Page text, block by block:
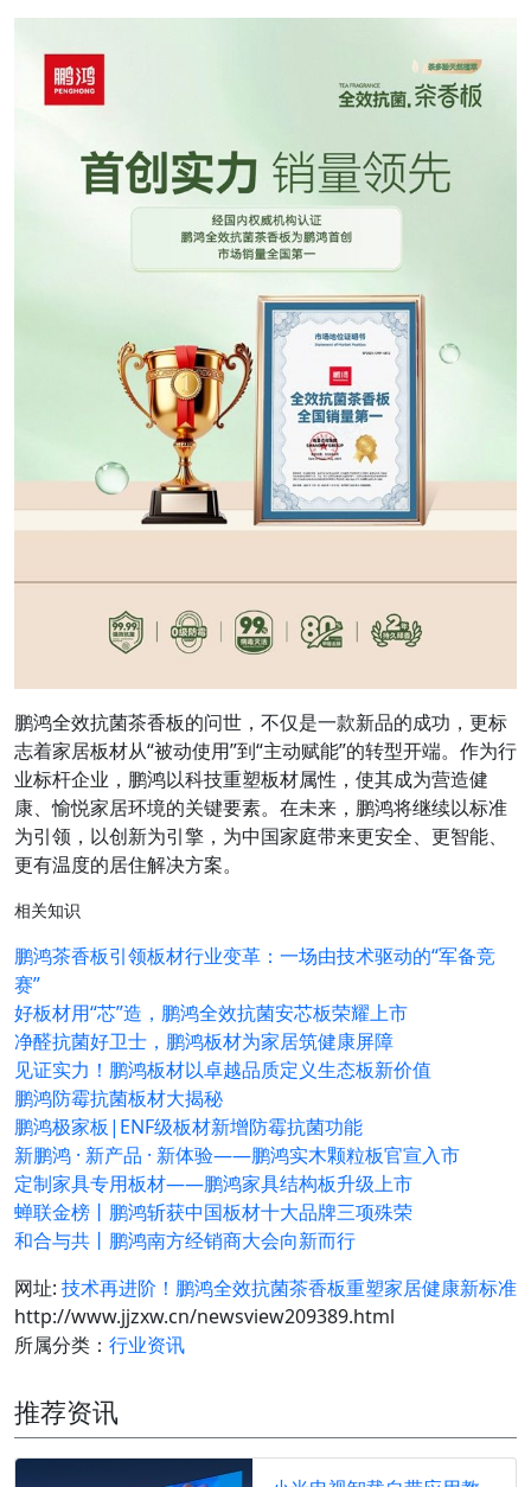
鹏鸿全效抗菌茶香板的问世，不仅是一款新品的成功，更标
志着家居板材从“被动使用”到“主动赋能”的转型开端。作为行
业标杆企业，鹏鸿以科技重塑板材属性，使其成为营造健
康、愉悦家居环境的关键要素。在未来，鹏鸿将继续以标准
为引领，以创新为引擎，为中国家庭带来更安全、更智能、
更有温度的居住解决方案。
相关知识
鹏鸿茶香板引领板材行业变革：一场由技术驱动的“军备竞
赛”
好板材用“芯”造，鹏鸿全效抗菌安芯板荣耀上市
净醛抗菌好卫士，鹏鸿板材为家居筑健康屏障
见证实力！鹏鸿板材以卓越品质定义生态板新价值
鹏鸿防霉抗菌板材大揭秘
鹏鸿极家板|ENF级板材新增防霉抗菌功能
新鹏鸿 · 新产品 · 新体验——鹏鸿实木颗粒板官宣入市
定制家具专用板材——鹏鸿家具结构板升级上市
蝉联金榜丨鹏鸿斩获中国板材十大品牌三项殊荣
和合与共丨鹏鸿南方经销商大会向新而行
网址: 技术再进阶！鹏鸿全效抗菌茶香板重塑家居健康新标准
http://www.jjzxw.cn/newsview209389.html
所属分类： 行业资讯
推荐资讯